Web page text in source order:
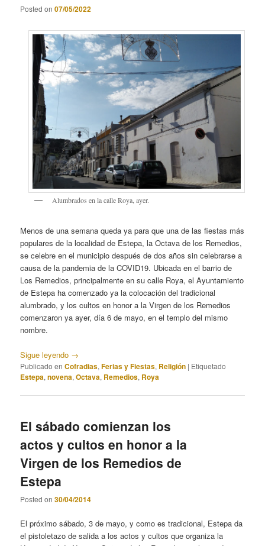
Posted on07/05/2022
Alumbrados en la calle Roya, ayer.
Menos de una semana queda ya para que una de las fiestas más
populares de la localidad de Estepa, la Octava de los Remedios,
se celebre en el municipio después de dos años sin celebrarse a
causa de la pandemia de la COVID19. Ubicada en el barrio de
Los Remedios, principalmente en su calle Roya, el Ayuntamiento
de Estepa ha comenzado ya la colocación del tradicional
alumbrado, y los cultos en honor a la Virgen de los Remedios
comenzaron ya ayer, día 6 de mayo, en el templo del mismo
nombre.
Sigue leyendo →
Publicado en Cofradias,Ferias y Fiestas, Religión | Etiquetado
Estepa,novena,Octava, Remedios, Roya
El sábado comienzan los
actos y cultos en honor a la
Virgen de los Remedios de
Estepa
Posted on30/04/2014
El próximo sábado, 3 de mayo, y como es tradicional, Estepa da
el pistoletazo de salida a los actos y cultos que organiza la